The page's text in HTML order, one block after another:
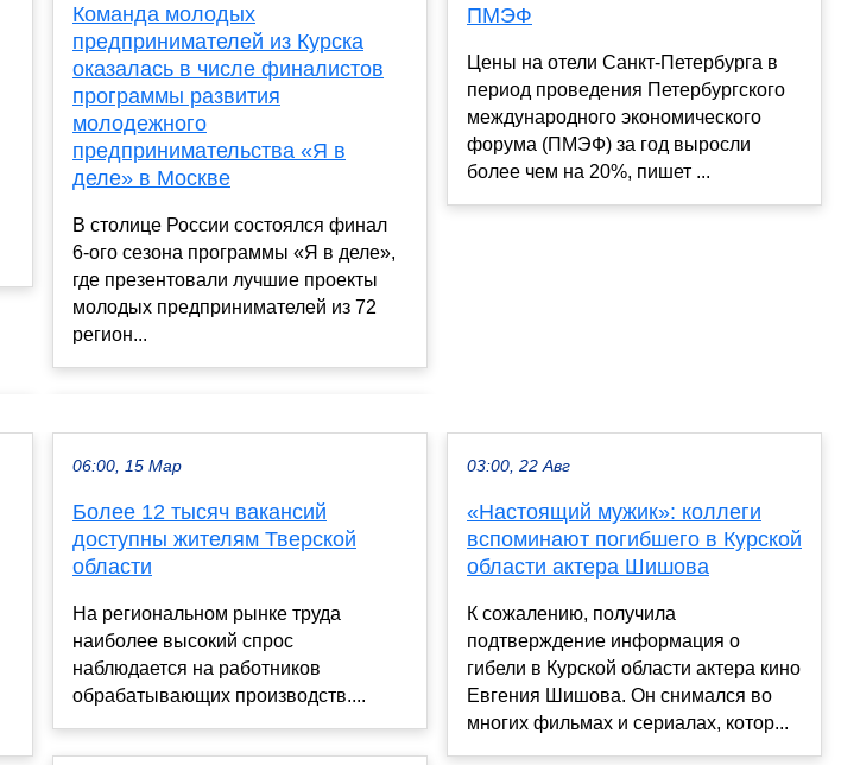
Команда молодых
предпринимателей из Курска
оказалась в числе финалистов
программы развития
молодежного
предпринимательства «Я в
деле» в Москве
В столице России состоялся финал
6-ого сезона программы «Я в деле»,
где презентовали лучшие проекты
молодых предпринимателей из 72
регион...
ПМЭФ
Цены на отели Санкт-Петербурга в
период проведения Петербургского
международного экономического
форума (ПМЭФ) за год выросли
более чем на 20%, пишет ...
06:00, 15 Мар
Более 12 тысяч вакансий
доступны жителям Тверской
области
На региональном рынке труда
наиболее высокий спрос
наблюдается на работников
обрабатывающих производств....
03:00, 22 Авг
«Настоящий мужик»: коллеги
вспоминают погибшего в Курской
области актера Шишова
К сожалению, получила
подтверждение информация о
гибели в Курской области актера кино
Евгения Шишова. Он снимался во
многих фильмах и сериалах, котор...